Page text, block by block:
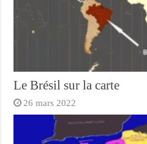
Le Brésil sur la carte
26 mars 2022